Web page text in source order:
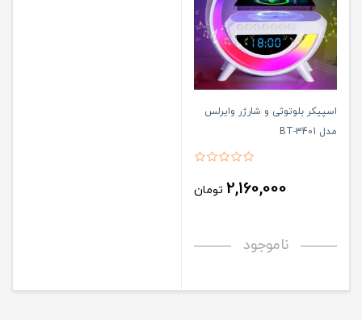
اسپیکر بلوتوثی و شارژر وایرلس
مدل BT-3401
2,160,000 تومان
ناموجود